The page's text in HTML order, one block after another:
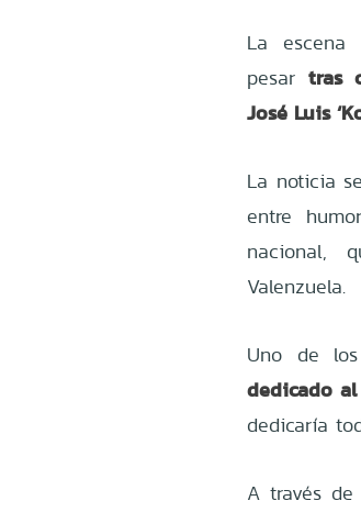
La escena
pesar tras
José Luis
La noticia
entre
nacional,
Valenzuela.
Uno de
dedicado
dedicaría
A través